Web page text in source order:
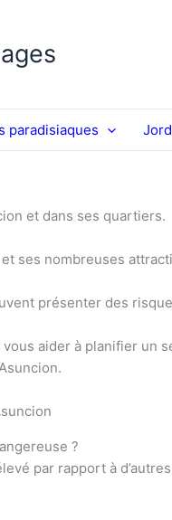
paradisiaques
et dans ses quartiers.
ses nombreuses
présenter des
aider à planifier un
?
par rapport à